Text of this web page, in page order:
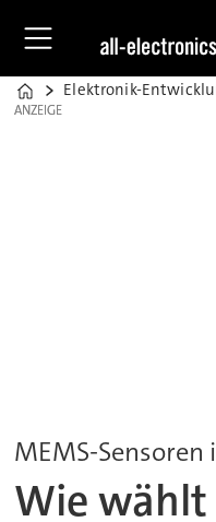
Home
Elektronik-
ANZEIGE
ANZEIGE
MEMS-Sensoren
Wie